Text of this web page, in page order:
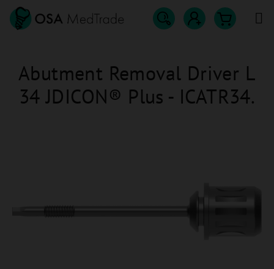
Přejít
obsah
Hledat
košík
Abutment Removal Driver L
34 JDICON® Plus - ICATR34.